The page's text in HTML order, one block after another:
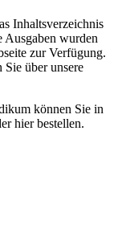
Inhaltsverzeichnis
Ausgaben wurden
zur Verfügung.
Sie über unsere
können Sie in
hier bestellen.